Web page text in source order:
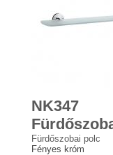
NK347
Fürdőszobai polc
Fényes króm